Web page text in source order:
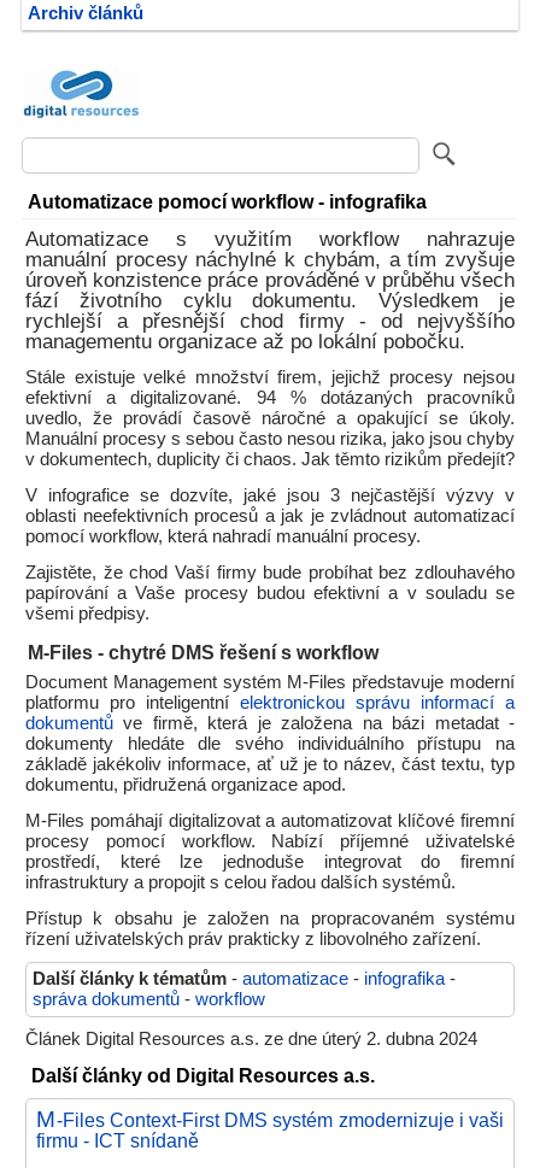
Archiv článků
Automatizace pomocí workflow - infografika
Automatizace s využitím workflow nahrazuje
manuální procesy náchylné k chybám, a tím zvyšuje
úroveň konzistence práce prováděné v průběhu všech
fází životního cyklu dokumentu. Výsledkem je
rychlejší a přesnější chod firmy - od nejvyššího
managementu organizace až po lokální pobočku.
Stále existuje velké množství firem, jejichž procesy nejsou
efektivní a digitalizované. 94 % dotázaných pracovníků
uvedlo, že provádí časově náročné a opakující se úkoly.
Manuální procesy s sebou často nesou rizika, jako jsou chyby
v dokumentech, duplicity či chaos. Jak těmto rizikům předejít?
V infografice se dozvíte, jaké jsou 3 nejčastější výzvy v
oblasti neefektivních procesů a jak je zvládnout automatizací
pomocí workflow, která nahradí manuální procesy.
Zajistěte, že chod Vaší firmy bude probíhat bez zdlouhavého
papírování a Vaše procesy budou efektivní a v souladu se
všemi předpisy.
M-Files - chytré DMS řešení s workflow
Document Management systém M-Files představuje moderní
platformu pro inteligentní elektronickou správu informací a
dokumentů ve firmě, která je založena na bázi metadat -
dokumenty hledáte dle svého individuálního přístupu na
základě jakékoliv informace, ať už je to název, část textu, typ
dokumentu, přidružená organizace apod.
M-Files pomáhají digitalizovat a automatizovat klíčové firemní
procesy pomocí workflow. Nabízí příjemné uživatelské
prostředí, které lze jednoduše integrovat do firemní
infrastruktury a propojit s celou řadou dalších systémů.
Přístup k obsahu je založen na propracovaném systému
řízení uživatelských práv prakticky z libovolného zařízení.
Další články k tématům - automatizace - infografika -
správa dokumentů - workflow
Článek Digital Resources a.s. ze dne úterý 2. dubna 2024
Další články od Digital Resources a.s.
M-Files Context-First DMS systém zmodernizuje i vaši
firmu - ICT snídaně